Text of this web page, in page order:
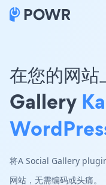
在您的网
Gallery
将A Social Gallery
网站，无需编码或头痛。